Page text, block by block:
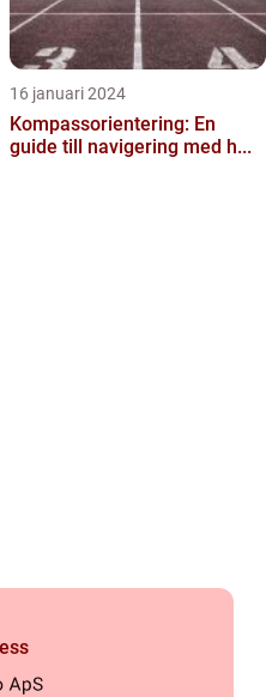
16 januari 2024
Kompassorientering: En
guide till navigering med h...